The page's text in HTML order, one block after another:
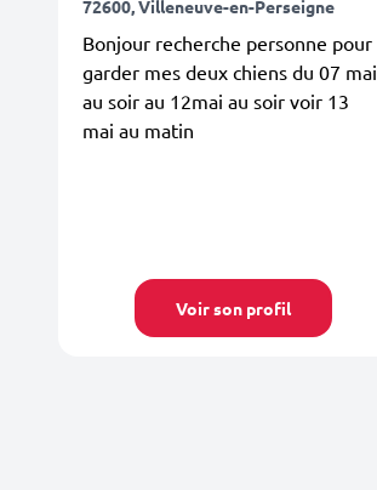
72600, Villeneuve-en-Perseigne
Bonjour recherche personne pour
garder mes deux chiens du 07 mai
au soir au 12mai au soir voir 13
mai au matin
Voir son profil